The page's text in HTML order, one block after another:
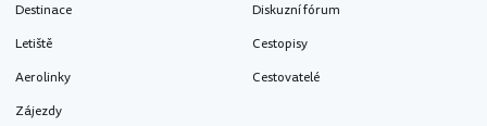
Destinace
Letiště
Aerolinky
Zájezdy
Diskuzní fórum
Cestopisy
Cestovatelé